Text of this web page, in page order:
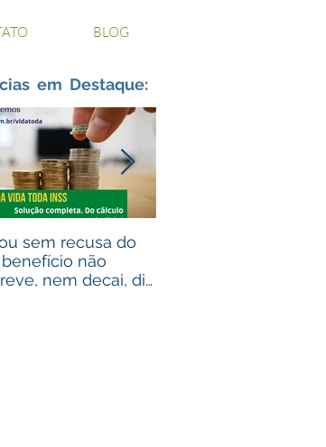
BLOG
em Destaque:
sem recusa do
benefício não
nem decai, diz